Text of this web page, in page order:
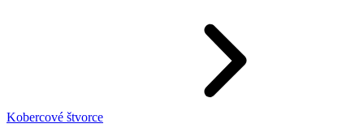
Kobercové štvorce